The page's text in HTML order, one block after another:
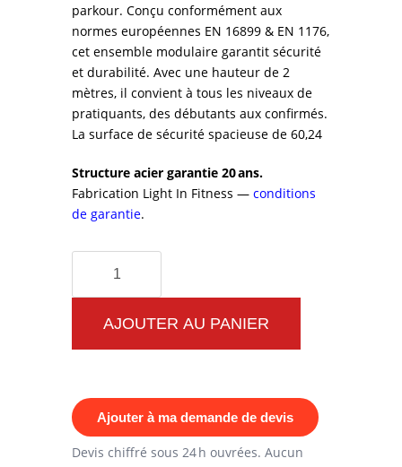
parkour. Conçu conformément aux
normes européennes EN 16899 & EN 1176,
cet ensemble modulaire garantit sécurité
et durabilité. Avec une hauteur de 2
mètres, il convient à tous les niveaux de
pratiquants, des débutants aux confirmés.
La surface de sécurité spacieuse de 60,24
Structure acier garantie 20 ans.
Fabrication Light In Fitness — conditions
de garantie.
quantité
de
Parkour
Set
1M-
P05
–
AJOUTER AU PANIER
Ajouter à ma demande de devis
Devis chiffré sous 24 h ouvrées. Aucun